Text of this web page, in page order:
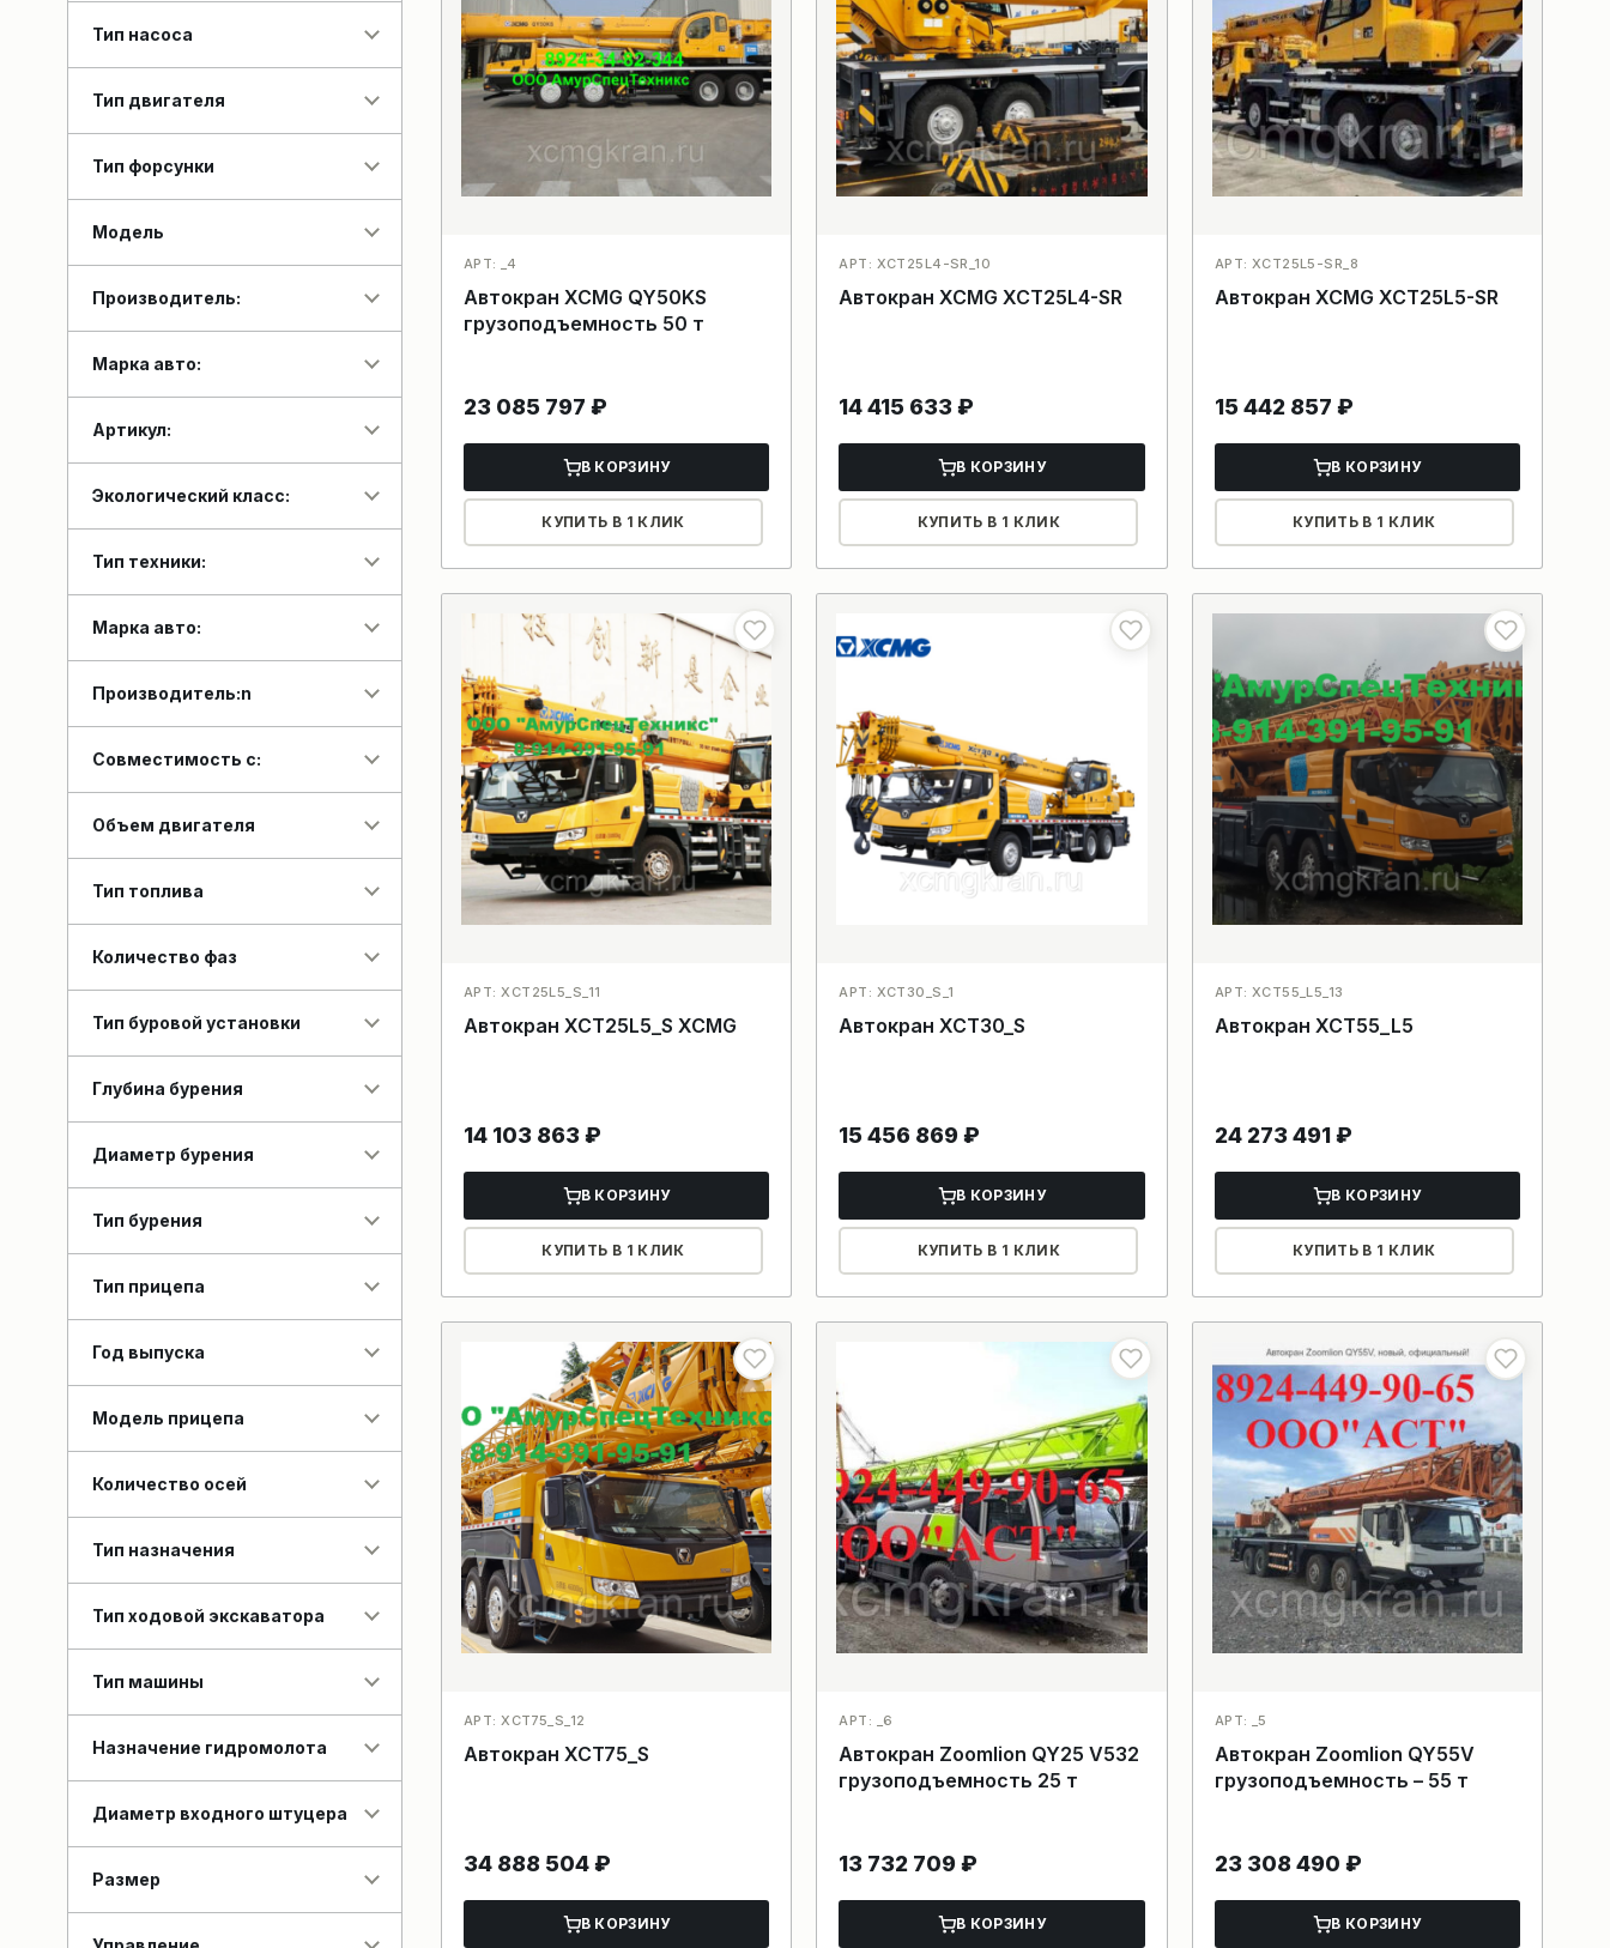
Тип насоса
Тип двигателя
Тип форсунки
Модель
Производитель:
Марка авто:
Артикул:
Экологический класс:
Тип техники:
Марка авто:
Производитель:n
Совместимость с:
Объем двигателя
Тип топлива
Количество фаз
Тип буровой установки
Глубина бурения
Диаметр бурения
Тип бурения
Тип прицепа
Год выпуска
Модель прицепа
Количество осей
Тип назначения
Тип ходовой экскаватора
Тип машины
Назначение гидромолота
Диаметр входного штуцера
Размер
АРТ: _4
Автокран XCMG QY50KS
грузоподъемность 50 т
23 085 797 ₽
В КОРЗИНУ
КУПИТЬ В 1 КЛИК
АРТ: XCT25L4-SR_10
Автокран XCMG XCT25L4-SR
14 415 633₽
В КОРЗИНУ
КУПИТЬ В 1 КЛИК
АРТ: XCT25L5-SR_8
Автокран XCMG XCT25L5-SR
15 442 857 ₽
В КОРЗИНУ
КУПИТЬ В 1 КЛИК
АРТ: XCT25L5_S_11
Автокран XCT25L5_S XCMG
14 103 863 ₽
В КОРЗИНУ
КУПИТЬ В 1 КЛИК
АРТ: XCT30_S_1
Автокран XCT30_S
15 456 869₽
В КОРЗИНУ
КУПИТЬ В 1 КЛИК
АРТ: XCT55_L5_13
Автокран XCT55_L5
24 273 491₽
В КОРЗИНУ
КУПИТЬ В 1 КЛИК
АРТ: XCT75_S_12
Автокран XCT75_S
34 888 504₽
В КОРЗИНУ
АРТ: _6
Автокран Zoomlion QY25 V532
грузоподъемность 25 т
13 732 709₽
В КОРЗИНУ
АРТ: _5
Автокран Zoomlion QY55V
грузоподъемность – 55 т
23 308 490 ₽
В КОРЗИНУ